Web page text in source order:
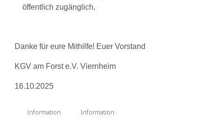
öffentlich zugänglich.
Danke für eure Mithilfe! Euer Vorstand
KGV am Forst e.V. Viernheim
16.10.2025
Information Information